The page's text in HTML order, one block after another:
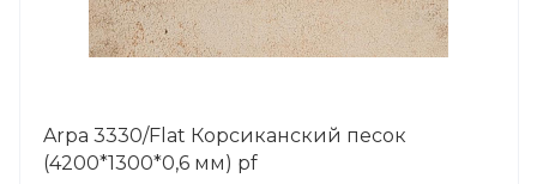
Arpa 3330/Flat Корсиканский песок
(4200*1300*0,6 мм) pf